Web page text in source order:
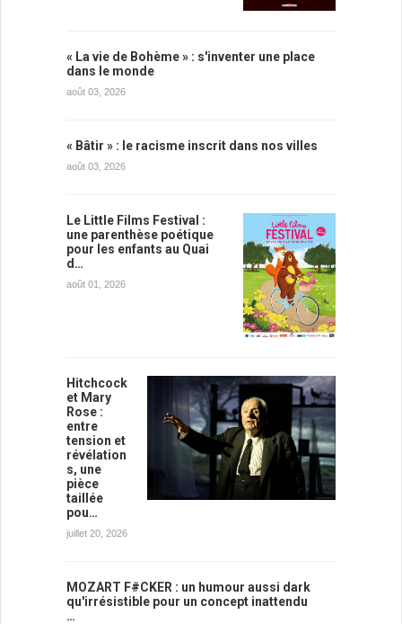
« La vie de Bohème » : s'inventer une place
dans le monde
août 03, 2026
« Bâtir » : le racisme inscrit dans nos villes
août 03, 2026
Le Little Films Festival :
une parenthèse poétique
pour les enfants au Quai
d…
août 01, 2026
Hitchcock
et Mary
Rose :
entre
tension et
révélation
s, une
pièce
taillée
pou…
juillet 20, 2026
MOZART F#CKER : un humour aussi dark
qu'irrésistible pour un concept inattendu
…